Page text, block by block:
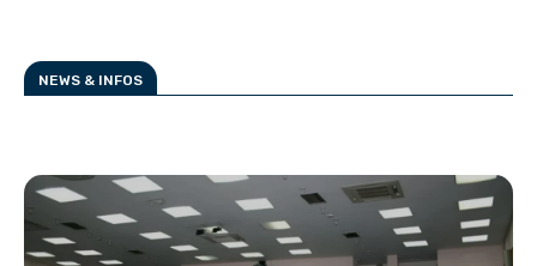
NEWS & INFOS